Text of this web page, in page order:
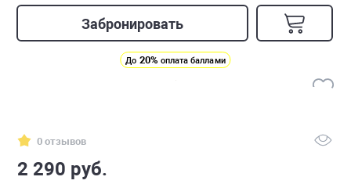
Забронировать
До 20% оплата баллами
0 отзывов
2 290 руб.